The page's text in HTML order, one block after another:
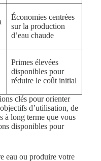
Économies centrées
sur la production
d’eau chaude
Primes élevées
disponibles pour
réduire le coût initial
clés pour orienter
d’utilisation, de
à long terme que vous
disponibles pour
eau ou produire votre